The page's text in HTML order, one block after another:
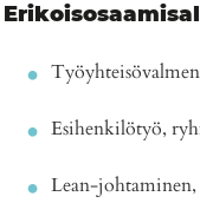
Esihenkilötyö,
Lean-